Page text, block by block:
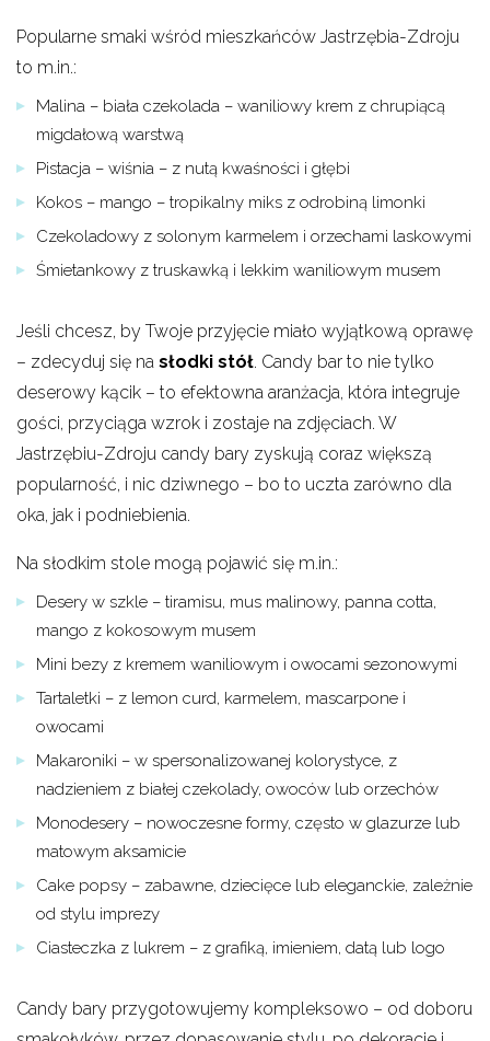
Popularne smaki wśród mieszkańców Jastrzębia-Zdroju
to m.in.:
Malina – biała czekolada – waniliowy krem z chrupiącą
migdałową warstwą
Pistacja – wiśnia – z nutą kwaśności i głębi
Kokos – mango – tropikalny miks z odrobiną limonki
Czekoladowy z solonym karmelem i orzechami laskowymi
Śmietankowy z truskawką i lekkim waniliowym musem
Jeśli chcesz, by Twoje przyjęcie miało wyjątkową oprawę
– zdecyduj się na słodki stół. Candy bar to nie tylko
deserowy kącik – to efektowna aranżacja, która integruje
gości, przyciąga wzrok i zostaje na zdjęciach. W
Jastrzębiu-Zdroju candy bary zyskują coraz większą
popularność, i nic dziwnego – bo to uczta zarówno dla
oka, jak i podniebienia.
Na słodkim stole mogą pojawić się m.in.:
Desery w szkle – tiramisu, mus malinowy, panna cotta,
mango z kokosowym musem
Mini bezy z kremem waniliowym i owocami sezonowymi
Tartaletki – z lemon curd, karmelem, mascarpone i
owocami
Makaroniki – w spersonalizowanej kolorystyce, z
nadzieniem z białej czekolady, owoców lub orzechów
Monodesery – nowoczesne formy, często w glazurze lub
matowym aksamicie
Cake popsy – zabawne, dziecięce lub eleganckie, zależnie
od stylu imprezy
Ciasteczka z lukrem – z grafiką, imieniem, datą lub logo
Candy bary przygotowujemy kompleksowo – od doboru